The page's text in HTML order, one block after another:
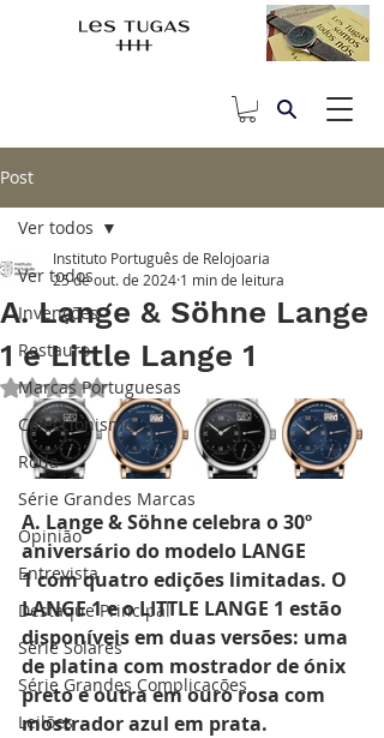
Post
Ver todos
Invenções
Restauro
Marcas Portuguesas
Coleccionismo
Roda
Série Grandes Marcas
Opinião
Entrevista
Destaque Principal
Série Solares
Série Grandes Complicações
Leilões
Ver todos
A. Lange & Söhne Lange
1 e Little Lange 1
Instituto Português de Relojoaria
25 de out. de 2024 1 min de leitura
Avaliado com NaN de 5 estrelas.
A. Lange & Söhne celebra o 30º
aniversário do modelo LANGE
1 com quatro edições limitadas. O
LANGE 1 e o LITTLE LANGE 1 estão
disponíveis em duas versões: uma
de platina com mostrador de ónix
preto e outra em ouro rosa com
mostrador azul em prata.